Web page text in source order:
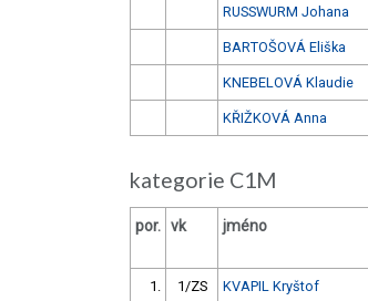
RUSSWURM Johana
BARTOŠOVÁ Eliška
KNEBELOVÁ Klaudie
KŘIŽKOVÁ Anna
kategorie C1M
por. vk jméno
1. 1/ZS KVAPIL Kryštof